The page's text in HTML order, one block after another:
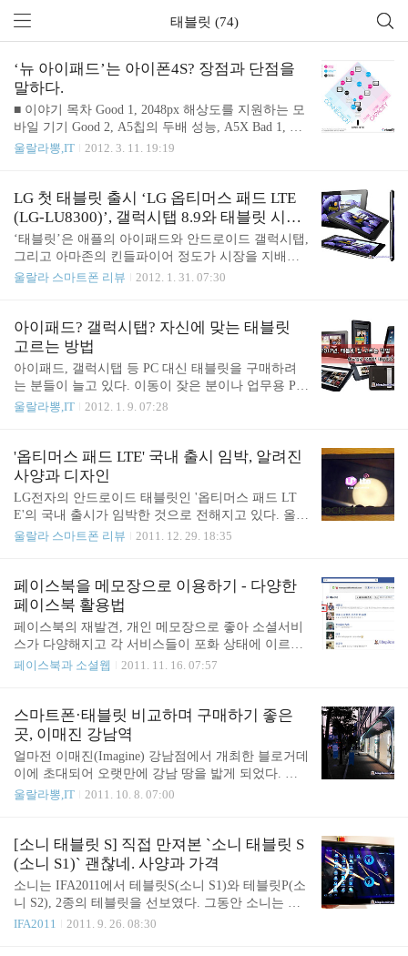
태블릿 (74)
‘뉴 아이패드’는 아이폰4S? 장점과 단점을
말하다.
■ 이야기 목차 Good 1, 2048px 해상도를 지원하는 모
바일 기기 Good 2, A5칩의 두배 성능, A5X Bad 1, 아
이패드2 = 뉴 아이패드 Bad 2, 더 무겁고 두꺼워진 뉴
d)’를 공개했다. 전세계의 많은 눈을 집중시키며 발
표를 하였지만, 아이패드3를 기대했던 이들에게는
적잖은 실망감을 주었다. 마치 아이폰5를 기대했던
이들에게 아이폰4S를 안겨준 것과 비슷한 기분을 갖
게한다. 뉴 아이패드 공개. 사양과 출시일, 가격 소개
발표회에서 팀쿡이 아무리 ‘포스트 피씨(Post PC)’라
못하는 팀쿡으로 밖에는 보이지 않았다. 이미..
울랄라뽕,IT 2012. 3. 11. 19:19
LG 첫 태블릿 출시 ‘LG 옵티머스 패드 LTE
(LG-LU8300)’, 갤럭시탭 8.9와 태블릿 시장
을 이끌 수 있을까?
‘태블릿’은 애플의 아이패드와 안드로이드 갤럭시탭,
그리고 아마존의 킨들파이어 정도가 시장을 지배하
고 있다. 안드로이드 진영은 스마트폰에 비해 아직까
것이 맞겠다. 여기에 LG전자에서 출시하는 ‘옵티머
스 패드 LTE’는 갤럭시탭의 새로운 모델인 ‘갤럭시
탭 8.9 LTE’와 함께 안드로이드 태블릿 진영이 갖춰
질 지 알아보자. 작고 강해진 갤럭시탭8.9 LTE, 태블
릿PC의 다양한 선택권을 제공하다! 더하거나 뺄 것
없는 깔끔하고 매끈한 디자인 더블로거 6기 발대식
회가 주어졌다. 독일 베를린에서 열렸던 IFA2011에
서 삼성 '갤럭시탭 7.7'을 처음 잡았을 때..
울랄라 스마트폰 리뷰 2012. 1. 31. 07:30
아이패드? 갤럭시탭? 자신에 맞는 태블릿
고르는 방법
아이패드, 갤럭시탭 등 PC 대신 태블릿을 구매하려
는 분들이 늘고 있다. 이동이 잦은 분이나 업무용 PC
소프트웨어를 필요치 않은 분은 현재 출시되어 있는
어플리케이션 들이 필요치 않은 내 눈까지도 유혹할
정도니까. 이제 작년이 되어 버린 2011년이 태블릿
시장의 시동을 건 해였다면 올해는 다양한 태블릿이
세상에 나와 본격적으로 자리를 잡는 한해가 될 것이
다. LG전자의 옵티머스패드, 삼성전자의 갤럭시탭
차기 버전, 아이패드2 차기 버전, 윈도우 태블릿 등
다. 이렇게 다양한 태블릿이 세상에 나오는 것이 고
마운 일이지만 어떤 것을 선택해야 하는지는 고민
이..
울랄라뽕,IT 2012. 1. 9. 07:28
'옵티머스 패드 LTE' 국내 출시 임박, 알려진
사양과 디자인
LG전자의 안드로이드 태블릿인 '옵티머스 패드 LT
E'의 국내 출시가 임박한 것으로 전해지고 있다. 올해
국내에 출시할 것으로 예상했던 '옵티머스패드'를 돌
다. 사진 출처 : New LG Optimus Pad photos leak, LTE
on board 현재 알려진 옵티머스패드LTE의 사양은 아
래와 같다. - 운영체제 : 안드로이드3.2 허니콤 (아이
스크림 샌드위치(ICS) 업그레이드 예정) - 통신 방식
: 4G LTE - 통신사 : LGU+ - 후면 카메라 : 800만 화
소 width LED 플래시, 3D 촬영(듀얼렌즈?) - 전면 카
울랄라 스마트폰 리뷰 2011. 12. 29. 18:35
페이스북을 메모장으로 이용하기 - 다양한
페이스북 활용법
페이스북의 재발견, 개인 메모장으로 좋아 소셜서비
스가 다양해지고 각 서비스들이 포화 상태에 이르면
서 페이스북도 자신의 자리를 지키기 위해 하루가 멀
추가로 볼 수가 있다. 그 중 페이스북은 다양한 기능
이 추가되면서 활용도를 높여가고 있다. 오늘 소개하
는 페이스북 기능은 정상적이냐 비정상적이냐가 중
요한 것이 아니라 주어진 기능을 얼마나 잘 활용하느
냐에 촛점을 맞춰서 이야기한다. ■ '페이스북 메시
지'의 다양한 기능은 훌륭한 메모장 이렇게 다양하게
이야기하고 그룹을 맺고 하는 등의 기본적인 기능이
다. 결국 보이지는 않지만 이런 기본 기능들은 더욱
견고해가고 있..
페이스북과 소셜웹 2011. 11. 16. 07:57
스마트폰·태블릿 비교하며 구매하기 좋은
곳, 이매진 강남역
얼마전 이매진(Imagine) 강남점에서 개최한 블로거데
이에 초대되어 오랫만에 강남 땅을 밟게 되었다. 스
마트폰이나 태블릿을 구매할 때는 대부분 인터넷에
시·판매하고 있어서 직접 만져보고 비교하며 구매하
기 좋은 장소였다. 이제 해가 많이 짧아져서 6시가 조
금 넘은 시간이었는데도 쌀쌀하고 어스름하였다. 그
런 거리에 밝고 화사한 이매진 매장이 좀 더 도드라
져 보인다. 매장에는 각종 스마트폰들이 전시되어 있
으며 상시 프로모션이 진행되어 좀 더 저렴하게 원하
울랄라뽕,IT 2011. 10. 8. 07:00
[소니 태블릿 S] 직접 만져본 `소니 태블릿 S
(소니 S1)` 괜찮네. 사양과 가격
소니는 IFA2011에서 테블릿S(소니 S1)와 테블릿P(소
니 S2), 2종의 테블릿을 선보였다. 그동안 소니는 존
재감을 의심받을 만큼 관심에서 멀어져 있었는데 이
IFA2011 2011. 9. 26. 08:30